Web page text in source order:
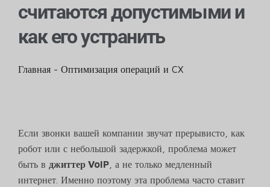
считаются допустимыми и
как его устранить
Главная - Оптимизация операций и CX
Если звонки вашей компании звучат прерывисто, как
робот или с небольшой задержкой, проблема может
быть в джиттер VoIP , а не только медленный
интернет. Именно поэтому эта проблема часто ставит